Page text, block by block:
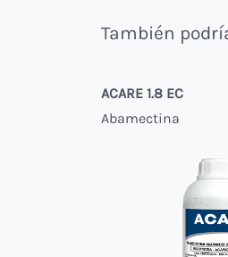
También
ACARE 1.8 EC
Abamectina